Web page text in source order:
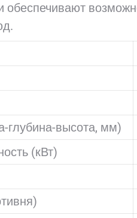
обеспечивают
глубина-высота, мм)
(кВт)